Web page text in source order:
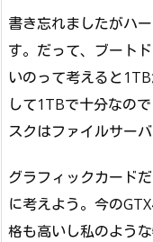
書き忘れましたがハ
す。だって、ブート
いのって考えると
して1TBで十分なの
スクはファイルサー
グラフィックカード
に考えよう。今の
格も高いし私のよう